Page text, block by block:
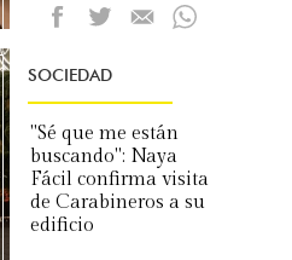
SOCIEDAD
"Sé que me están
buscando": Naya
Fácil confirma visita
de Carabineros a su
edificio